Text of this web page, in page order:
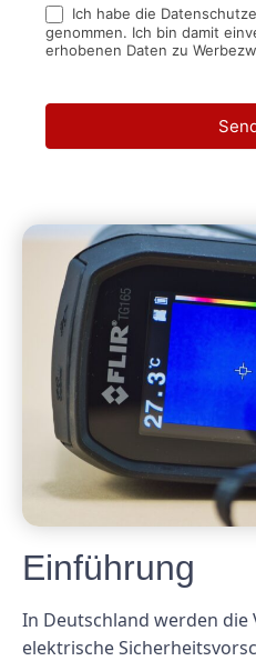
Ich habe die
genommen. Ich bin damit
erhobenen Daten zu
Einführung
In Deutschland werden
elektrische